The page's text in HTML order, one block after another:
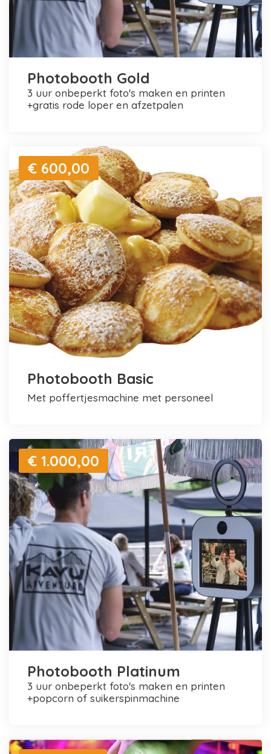
Photobooth Gold
3 uur onbeperkt foto's maken en printen
+gratis rode loper en afzetpalen
€ 600,00
Photobooth Basic
met poffertjesmachine met personeel
€ 1.000,00
Photobooth Platinum
3 uur onbeperkt foto's maken en printen
+popcorn of suikerspinmachine